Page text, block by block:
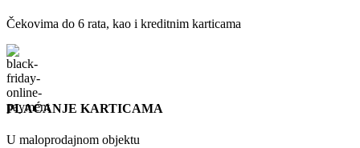
Čekovima do 6 rata, kao i kreditnim karticama
PLAĆANJE KARTICAMA
U maloprodajnom objektu